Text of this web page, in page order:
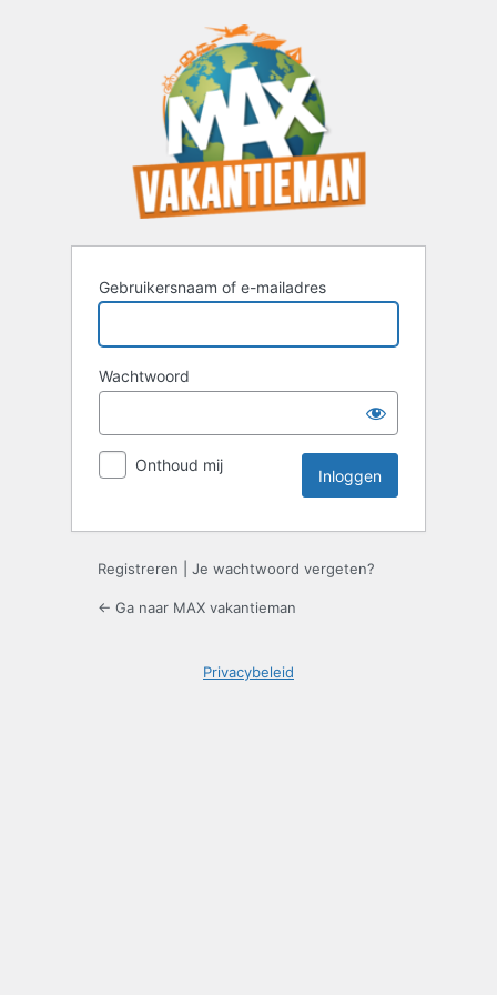
Gebruikersnaam of e-mailadres
Wachtwoord
Onthoud mij
Registreren Je wachtwoord vergeten?
← Ga naar MAX vakantieman
Privacybeleid